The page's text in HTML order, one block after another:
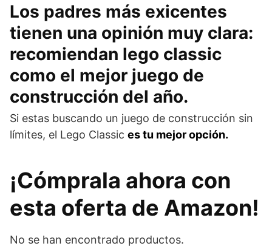
Los padres más exicentes
tienen una opinión muy clara:
recomiendan lego classic
como el mejor juego de
construcción del año.
Si estas buscando un juego de construcción sin
límites, el Lego Classic es tu mejor opción.
¡Cómprala ahora con
esta oferta de Amazon!
No se han encontrado productos.